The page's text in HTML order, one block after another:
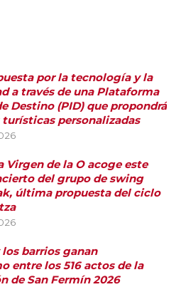
por la tecnología y la
a través de una Plataforma
Destino (PID) que propondrá
personalizadas
Virgen de la O acoge este
del grupo de swing
última propuesta del ciclo
barrios ganan
entre los 516 actos de la
de San Fermín 2026